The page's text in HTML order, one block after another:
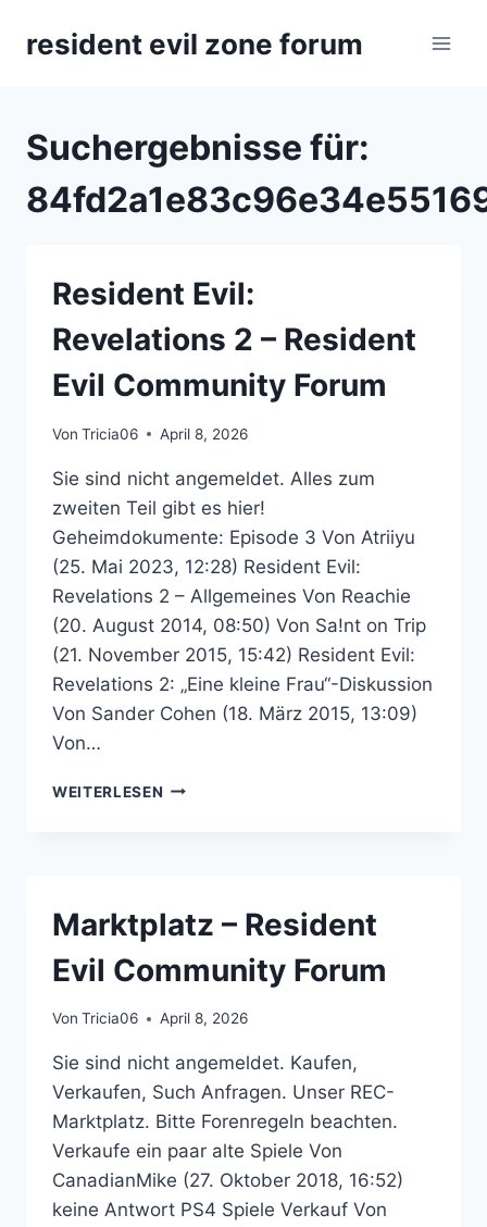
Inhaltresident evil zone forum
Suchergebnisse für:
Resident Evil:
Revelations 2 – Resident
Evil Community Forum
Von Tricia06 April 8, 2026
Sie sind nicht angemeldet. Alles zum
zweiten Teil gibt es hier!
Geheimdokumente: Episode 3 Von Atriiyu
(25. Mai 2023, 12:28) Resident Evil:
Revelations 2 – Allgemeines Von Reachie
(20. August 2014, 08:50) Von Sa!nt on Trip
(21. November 2015, 15:42) Resident Evil:
Revelations 2: „Eine kleine Frau“-Diskussion
Von Sander Cohen (18. März 2015, 13:09)
Von…
WEITERLESEN RESIDENT
EVIL
FORUM
Marktplatz – Resident
Evil Community Forum
Von Tricia06 April 8, 2026
Sie sind nicht angemeldet. Kaufen,
Verkaufen, Such Anfragen. Unser REC-
Marktplatz. Bitte Forenregeln beachten.
Verkaufe ein paar alte Spiele Von
CanadianMike (27. Oktober 2018, 16:52)
keine Antwort PS4 Spiele Verkauf Von